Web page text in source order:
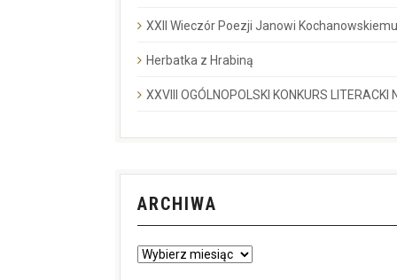
XXII Wieczór Poezji Janowi Kochanowskiemu
Herbatka z Hrabiną
XXVIII OGÓLNOPOLSKI KONKURS
ARCHIWA